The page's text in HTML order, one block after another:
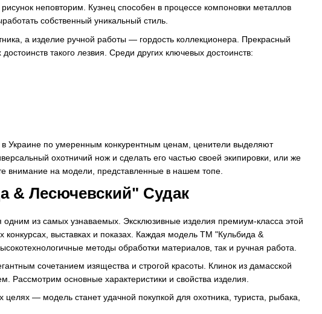
неповторим. Кузнец способен в процессе компоновки металлов
собственный уникальный стиль.
а изделие ручной работы — гордость коллекционера. Прекрасный
такого лезвия. Среди других ключевых достоинств:
Украине по умеренным конкурентным ценам, ценители выделяют
охотничий нож и сделать его частью своей экипировки, или же
внимание на модели, представленные в нашем топе.
& Лесючевский" Судак
из самых узнаваемых. Эксклюзивные изделия премиум-класса этой
выставках и показах. Каждая модель ТМ "Кульбида &
методы обработки материалов, так и ручная работа.
сочетанием изящества и строгой красоты. Клинок из дамасской
Рассмотрим основные характеристики и свойства изделия.
целях — модель станет удачной покупкой для охотника, туриста, рыбака,